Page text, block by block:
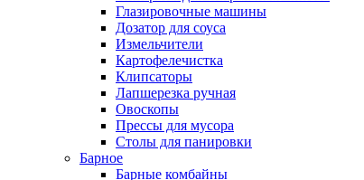
Глазировочные машины
Дозатор для соуса
Измельчители
Картофелечистка
Клипсаторы
Лапшерезка ручная
Овоскопы
Прессы для мусора
Столы для панировки
Барное
Барные комбайны